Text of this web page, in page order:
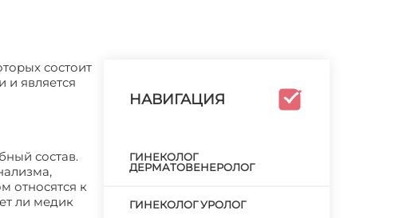
состоит
и является
состав.
относятся к
ли медик
НАВИГАЦИЯ
ГИНЕКОЛОГ
ДЕРМАТОВЕНЕРОЛОГ
ГИНЕКОЛОГ УРОЛОГ